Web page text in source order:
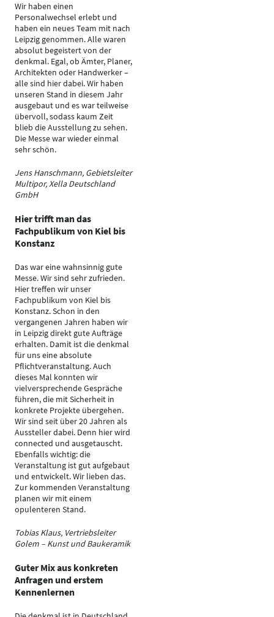
Wir haben einen
Personalwechsel erlebt und
haben ein neues Team mit nach
Leipzig genommen. Alle waren
absolut begeistert von der
denkmal. Egal, ob Ämter, Planer,
Architekten oder Handwerker –
alle sind hier dabei. Wir haben
unseren Stand in diesem Jahr
ausgebaut und es war teilweise
übervoll, sodass kaum Zeit
blieb die Ausstellung zu sehen.
Die Messe war wieder einmal
sehr schön.
Jens Hanschmann, Gebietsleiter
Multipor, Xella Deutschland
GmbH
Hier trifft man das
Fachpublikum von Kiel bis
Konstanz
Das war eine wahnsinnig gute
Messe. Wir sind sehr zufrieden.
Hier treffen wir unser
Fachpublikum von Kiel bis
Konstanz. Schon in den
vergangenen Jahren haben wir
in Leipzig direkt gute Aufträge
erhalten. Damit ist die denkmal
für uns eine absolute
Pflichtveranstaltung. Auch
dieses Mal konnten wir
vielversprechende Gespräche
führen, die mit Sicherheit in
konkrete Projekte übergehen.
Wir sind seit über 20 Jahren als
Aussteller dabei. Denn hier wird
connected und ausgetauscht.
Ebenfalls wichtig: die
Veranstaltung ist gut aufgebaut
und entwickelt. Wir lieben das.
Zur kommenden Veranstaltung
planen wir mit einem
opulenteren Stand.
Tobias Klaus, Vertriebsleiter
Golem – Kunst und Baukeramik
Guter Mix aus konkreten
Anfragen und erstem
Kennenlernen